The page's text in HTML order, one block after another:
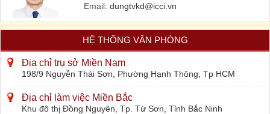
Email: dungtvkd@icci.vn
HỆ THỐNG VĂN PHÒNG
Địa chỉ trụ sở Miền Nam
198/9 Nguyễn Thái Sơn, Phường Hạnh Thông, Tp HCM
Địa chỉ làm việc Miền Bắc
Khu đô thị Đồng Nguyên, Tp. Từ Sơn, Tỉnh Bắc Ninh